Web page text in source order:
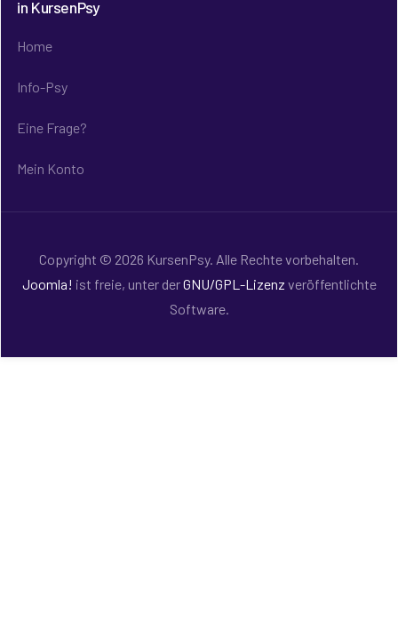
in KursenPsy
Home
Info-Psy
Eine Frage?
Mein Konto
Copyright © 2026 KursenPsy. Alle Rechte vorbehalten.
Joomla! ist freie, unter derGNU/GPL-Lizenz veröffentlichte
Software.